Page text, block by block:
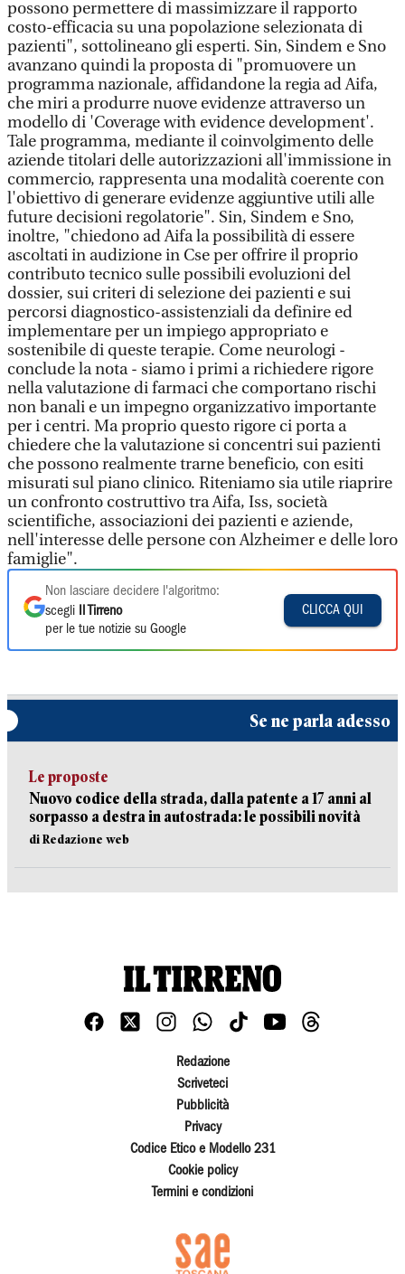
possono permettere di massimizzare il rapporto
costo-efficacia su una popolazione selezionata di
pazienti", sottolineano gli esperti. Sin, Sindem e Sno
avanzano quindi la proposta di "promuovere un
programma nazionale, affidandone la regia ad Aifa,
che miri a produrre nuove evidenze attraverso un
modello di 'Coverage with evidence development'.
Tale programma, mediante il coinvolgimento delle
aziende titolari delle autorizzazioni all'immissione in
commercio, rappresenta una modalità coerente con
l'obiettivo di generare evidenze aggiuntive utili alle
future decisioni regolatorie". Sin, Sindem e Sno,
inoltre, "chiedono ad Aifa la possibilità di essere
ascoltati in audizione in Cse per offrire il proprio
contributo tecnico sulle possibili evoluzioni del
dossier, sui criteri di selezione dei pazienti e sui
percorsi diagnostico-assistenziali da definire ed
implementare per un impiego appropriato e
sostenibile di queste terapie. Come neurologi -
conclude la nota - siamo i primi a richiedere rigore
nella valutazione di farmaci che comportano rischi
non banali e un impegno organizzativo importante
per i centri. Ma proprio questo rigore ci porta a
chiedere che la valutazione si concentri sui pazienti
che possono realmente trarne beneficio, con esiti
misurati sul piano clinico. Riteniamo sia utile riaprire
un confronto costruttivo tra Aifa, Iss, società
scientifiche, associazioni dei pazienti e aziende,
nell'interesse delle persone con Alzheimer e delle loro
famiglie".
Non lasciare decidere l'algoritmo:
scegli
Il Tirreno
per le tue notizie su Google
CLICCA QUI
Se ne parla adesso
Le proposte
Nuovo codice della strada, dalla patente a 17 anni al
sorpasso a destra in autostrada: le possibili novità
di Redazione web
Redazione
Scriveteci
Pubblicità
Privacy
Codice Etico e Modello 231
Cookie policy
Termini e condizioni